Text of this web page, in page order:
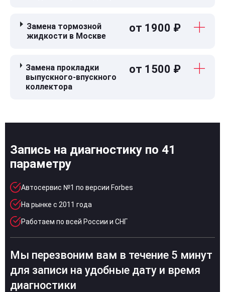
Замена тормозной
жидкости в Москве
от 1900 ₽
Замена прокладки
выпускного-впускного
коллектора
от 1500 ₽
Запись на диагностику по 41
параметру
Автосервис №1 по версии Forbes
На рынке с 2011 года
Работаем по всей России и СНГ
Мы перезвоним вам в течение 5 минут
для записи на удобные дату и время
диагностики